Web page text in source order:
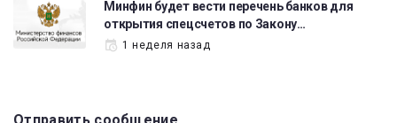
Минфин будет вести перечень банков для
открытия спецсчетов по Закону…
1 неделя назад
Отправить сообщение